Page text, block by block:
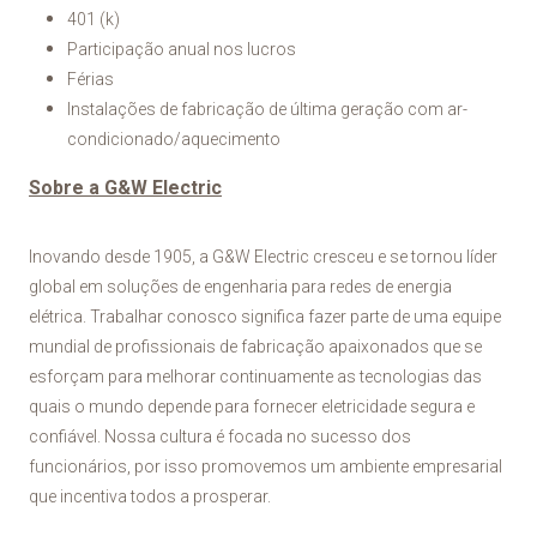
401 (k)
Participação anual nos lucros
Férias
Instalações de fabricação de última geração com ar-
condicionado/aquecimento
Sobre a G&W Electric
Inovando desde 1905, a G&W Electric cresceu e se tornou líder
global em soluções de engenharia para redes de energia
elétrica. Trabalhar conosco significa fazer parte de uma equipe
mundial de profissionais de fabricação apaixonados que se
esforçam para melhorar continuamente as tecnologias das
quais o mundo depende para fornecer eletricidade segura e
confiável. Nossa cultura é focada no sucesso dos
funcionários, por isso promovemos um ambiente empresarial
que incentiva todos a prosperar.